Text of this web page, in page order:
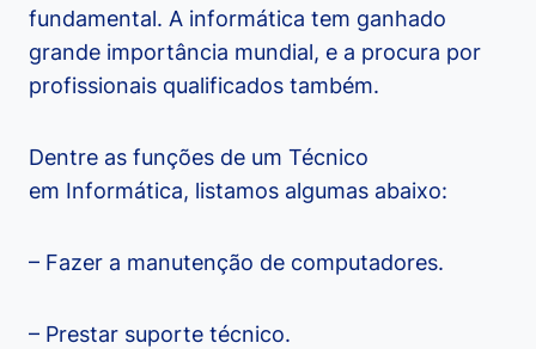
fundamental. A informática tem ganhado
grande importância mundial, e a procura por
profissionais qualificados também.
Dentre as funções de um Técnico
em Informática, listamos algumas abaixo:
– Fazer a manutenção de computadores.
– Prestar suporte técnico.